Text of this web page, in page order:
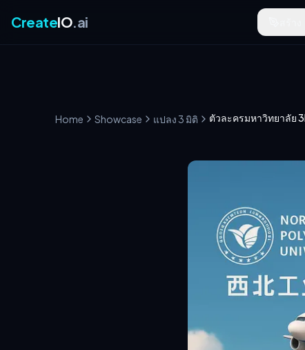
CreateIO.ai
Home Showcase แปลง 3 มิติ